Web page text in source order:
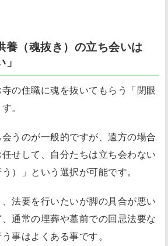
（魂抜き）の立ち会いは
の住職に魂を抜いてもらう「閉眼
。
うのが一般的ですが、遠方の場合
せして、自分たちは立ち会わない
）」という選択が可能です。
法要を行いたいが脚の具合が悪い
通常の埋葬や墓前での回忌法要な
事はよくある事です。